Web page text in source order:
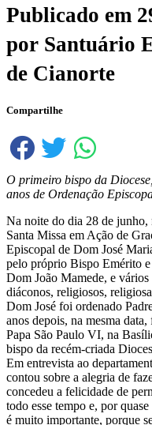
Publicado em
por Santuário
de Cianorte
Compartilhe
O primeiro bispo da
anos de Ordenação
Na noite do dia 28 de junho,
Santa Missa em Ação de
Episcopal de Dom José
pelo próprio Bispo Emérito
Dom João Mamede, e vários
diáconos, religiosos,
Dom José foi ordenado
anos depois, na mesma
Papa São Paulo VI, na
bispo da recém-criada
Em entrevista ao
contou sobre a alegria de
concedeu a felicidade de
todo esse tempo e, por
é muito importante, porque